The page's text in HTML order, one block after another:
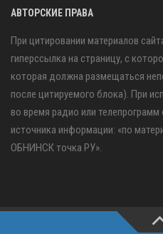
АВТОРСКИЕ ПРАВА
При цитировании материалов
гиперссылка на страницу, с
которая должна размещаться
после цитируемого блока). При
во время радио или
источника информации: «по
ОБНИНСК точка РУ».